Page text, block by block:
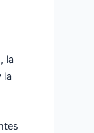
la
la